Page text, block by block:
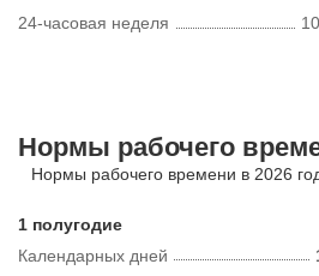
24-часовая неделя
Нормы рабочего
Нормы рабочего времени в 2026
1 полугодие
Календарных дней